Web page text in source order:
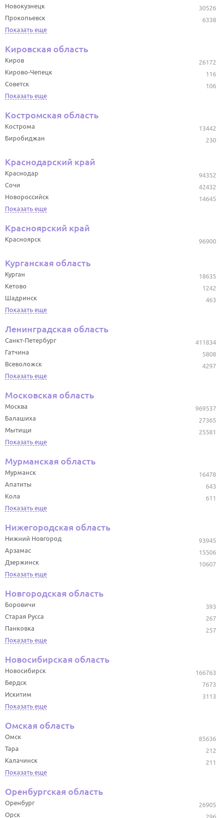
30526
Новокузнецк
6338
Прокопьевск
Показать еще
Кировская область
26172
Киров
116
Кирово-Чепецк
106
Советск
Показать еще
Костромская область
13442
Кострома
230
Биробиджан
Краснодарский край
94352
Краснодар
42432
Сочи
14645
Новороссийск
Показать еще
Красноярский край
96900
Красноярск
Курганская область
18635
Курган
1242
Кетово
463
Шадринск
Показать еще
Ленинградская область
411834
Санкт-Петербург
5808
Гатчина
4297
Всеволожск
Показать еще
Московская область
969537
Москва
27365
Балашиха
25581
Мытищи
Показать еще
Мурманская область
16478
Мурманск
643
Апатиты
611
Кола
Показать еще
Нижегородская область
93945
Нижний Новгород
15506
Арзамас
10607
Дзержинск
Показать еще
Новгородская область
393
Боровичи
267
Старая Русса
257
Панковка
Показать еще
Новосибирская область
166763
Новосибирск
7673
Бердск
3113
Искитим
Показать еще
Омская область
85636
Омск
212
Тара
211
Калачинск
Показать еще
Оренбургская область
26905
Оренбург
296
Орск